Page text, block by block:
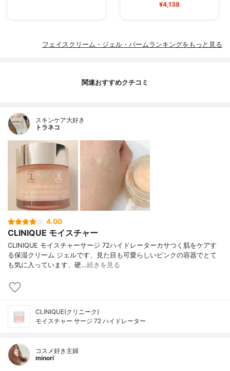
¥4,138
フェイスクリーム・ジェル・バームランキングをもっと見る
関連おすすめクチコミ
スキンケア大好き
トラネコ
4.00
CLINIQUE モイスチャー
CLINIQUE モイスチャーサージ 72ハイドレーターカサつく肌をケアす
る保湿クリーム ジェルです、見た目も可愛らしいピンクの容器でとて
も気に入っています、硬…続きを見る
CLINIQUE(クリニーク)
モイスチャー サージ 72 ハイドレーター
コスメ好き主婦
minori